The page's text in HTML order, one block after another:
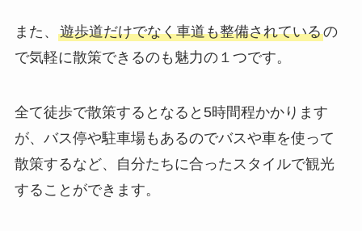
また、 遊歩道だけでなく車道も整備されているの
で気軽に散策できるのも魅力の１つです。
全て徒歩で散策するとなると5時間程かかります
が、バス停や駐車場もあるのでバスや車を使って
散策するなど、自分たちに合ったスタイルで観光
することができます。